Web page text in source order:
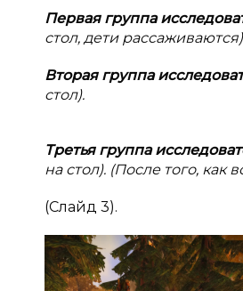
Первая группа
стол, дети
Вторая группа
стол).
Третья группа
на стол). (После того, как
(Слайд 3).